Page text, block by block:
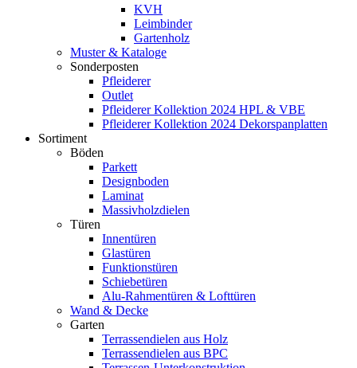
KVH
Leimbinder
Gartenholz
Muster & Kataloge
Sonderposten
Pfleiderer
Outlet
Pfleiderer Kollektion 2024 HPL & VBE
Pfleiderer Kollektion 2024 Dekorspanplatten
Sortiment
Böden
Parkett
Designboden
Laminat
Massivholzdielen
Türen
Innentüren
Glastüren
Funktionstüren
Schiebetüren
Alu-Rahmentüren & Lofttüren
Wand & Decke
Garten
Terrassendielen aus Holz
Terrassendielen aus BPC